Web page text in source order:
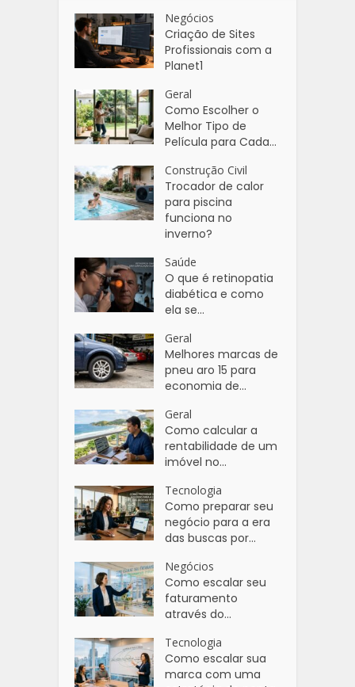
Negócios
Criação de Sites
Profissionais com a
Planet1
Geral
Como Escolher o
Melhor Tipo de
Película para Cada...
Construção Civil
Trocador de calor
para piscina
funciona no
inverno?
Saúde
O que é retinopatia
diabética e como
ela se...
Geral
Melhores marcas de
pneu aro 15 para
economia de...
Geral
Como calcular a
rentabilidade de um
imóvel no...
Tecnologia
Como preparar seu
negócio para a era
das buscas por...
Negócios
Como escalar seu
faturamento
através do...
Tecnologia
Como escalar sua
marca com uma